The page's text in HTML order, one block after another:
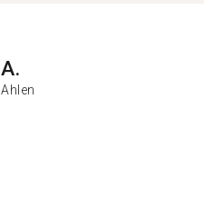
A.
Ahlen